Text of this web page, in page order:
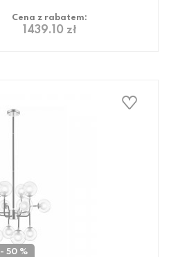
Cena z rabatem:
1439.10 zł
- 50 %